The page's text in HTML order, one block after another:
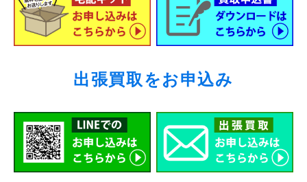
出張買取をお申込み